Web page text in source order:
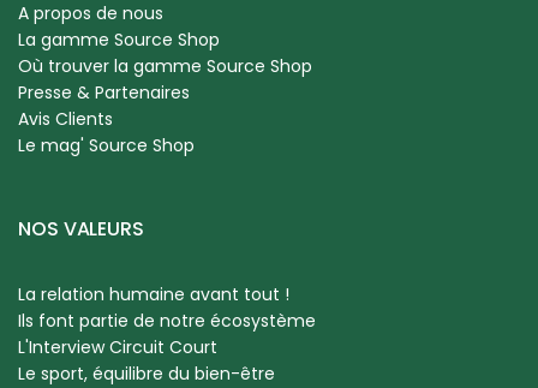
A propos de nous
La gamme Source Shop
Où trouver la gamme Source Shop
Presse & Partenaires
Avis Clients
Le mag' Source Shop
NOS VALEURS
La relation humaine avant tout !
Ils font partie de notre écosystème
L'Interview Circuit Court
Le sport, équilibre du bien-être